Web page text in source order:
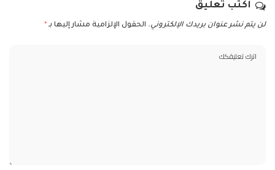
اكتب تعليق
لن يتم نشر عنوان بريدك الإلكتروني. الحقول الإلزامية مشار إليها بـ *